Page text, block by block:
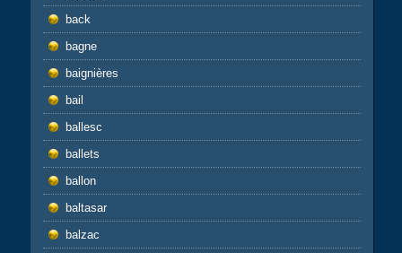
back
bagne
baignières
bail
ballesc
ballets
ballon
baltasar
balzac